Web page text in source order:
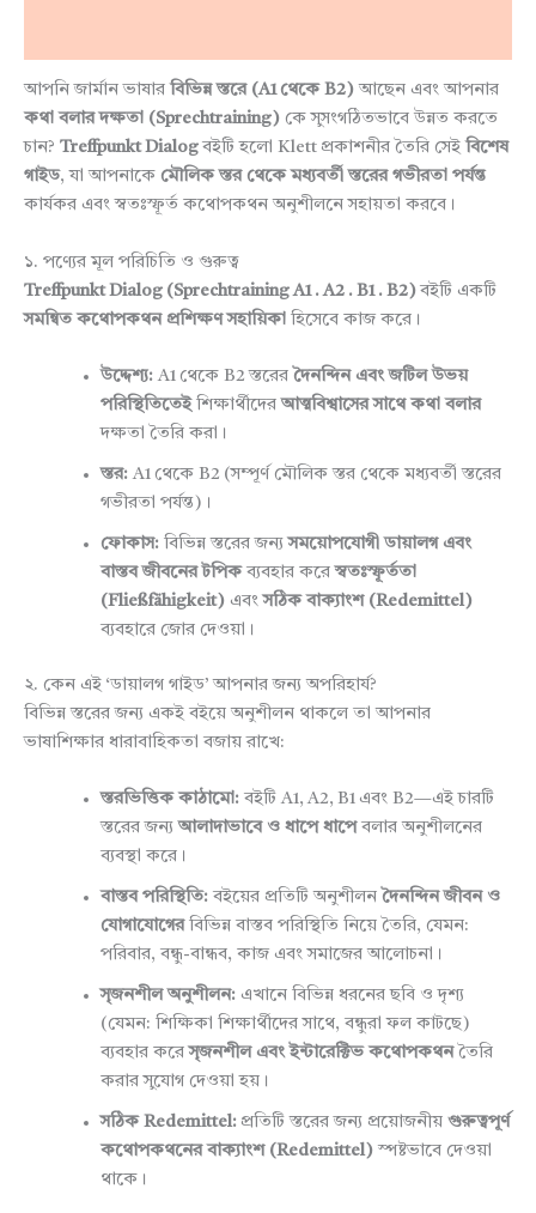
আপনি জার্মান ভাষার বিভিন্ন স্তরে (A1 থেকে B2) আছেন এবং আপনার
কথা বলার দক্ষতা (Sprechtraining) কে সুসংগঠিতভাবে উন্নত করতে
চান? Treffpunkt Dialog বইটি হলো Klett প্রকাশনীর তৈরি সেই বিশেষ
গাইড, যা আপনাকে মৌলিক স্তর থেকে মধ্যবর্তী স্তরের গভীরতা পর্যন্ত
কার্যকর এবং স্বতঃস্ফূর্ত কথোপকথন অনুশীলনে সহায়তা করবে।
১. পণ্যের মূল পরিচিতি ও গুরুত্ব
Treffpunkt Dialog (Sprechtraining A1 . A2 . B1 . B2) বইটি একটি
সমন্বিত কথোপকথন প্রশিক্ষণ সহায়িকা হিসেবে কাজ করে।
উদ্দেশ্য: A1 থেকে B2 স্তরের দৈনন্দিন এবং জটিল উভয়
পরিস্থিতিতেইশিক্ষার্থীদের আত্মবিশ্বাসের সাথে কথা বলার
দক্ষতা তৈরি করা।
স্তর: A1 থেকে B2 (সম্পূর্ণ মৌলিক স্তর থেকে মধ্যবর্তী স্তরের
গভীরতা পর্যন্ত)।
ফোকাস: বিভিন্ন স্তরের জন্যসময়োপযোগী ডায়ালগ এবং
বাস্তব জীবনের টপিকব্যবহার করেস্বতঃস্ফূর্ততা
(Fließfähigkeit)এবংসঠিক বাক্যাংশ (Redemittel)
ব্যবহারে জোর দেওয়া।
২. কেন এই ‘ডায়ালগ গাইড’ আপনার জন্য অপরিহার্য?
বিভিন্ন স্তরের জন্য একই বইয়ে অনুশীলন থাকলে তা আপনার
ভাষাশিক্ষার ধারাবাহিকতা বজায় রাখে:
স্তরভিত্তিক কাঠামো: বইটি A1, A2, B1 এবং B2—এই চারটি
স্তরের জন্য আলাদাভাবে ও ধাপে ধাপেবলার অনুশীলনের
ব্যবস্থা করে।
বাস্তব পরিস্থিতি: বইয়ের প্রতিটি অনুশীলন দৈনন্দিন জীবন ও
যোগাযোগেরবিভিন্ন বাস্তব পরিস্থিতি নিয়ে তৈরি, যেমন:
পরিবার, বন্ধু-বান্ধব, কাজ এবং সমাজের আলোচনা।
সৃজনশীল অনুশীলন: এখানে বিভিন্ন ধরনের ছবি ও দৃশ্য
(যেমন: শিক্ষিকা শিক্ষার্থীদের সাথে, বন্ধুরা ফল কাটছে)
ব্যবহার করেসৃজনশীল এবং ইন্টারেক্টিভ কথোপকথনতৈরি
করার সুযোগ দেওয়া হয়।
সঠিক Redemittel: প্রতিটি স্তরের জন্য প্রয়োজনীয় গুরুত্বপূর্ণ
কথোপকথনের বাক্যাংশ (Redemittel)স্পষ্টভাবে দেওয়া
থাকে।